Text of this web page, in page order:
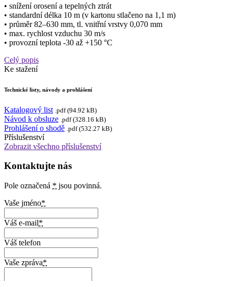
• snížení orosení a tepelných ztrát
• standardní délka 10 m (v kartonu stlačeno na 1,1 m)
• průměr 82–630 mm, tl. vnitřní vrstvy 0,070 mm
• max. rychlost vzduchu 30 m/s
• provozní teplota -30 až +150 °C
Celý popis
Ke stažení
Technické listy, návody a prohlášení
Katalogový list .pdf (94.92 kB)
Návod k obsluze .pdf (328.16 kB)
Prohlášení o shodě .pdf (532.27 kB)
Příslušenství
Zobrazit všechno příslušenství
Kontaktujte nás
Pole označená * jsou povinná.
Vaše jméno*
Váš e-mail*
Váš telefon
Vaše zpráva*